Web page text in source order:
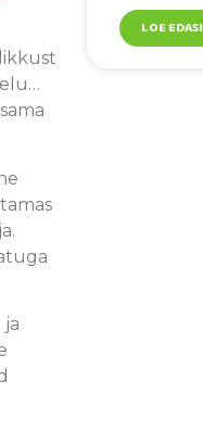
LOE EDASI